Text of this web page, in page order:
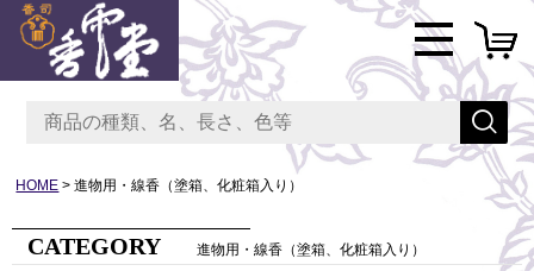
HOME 進物用・線香（塗箱、化粧箱入り）
CATEGORY 進物用・線香（塗箱、化粧箱入り）